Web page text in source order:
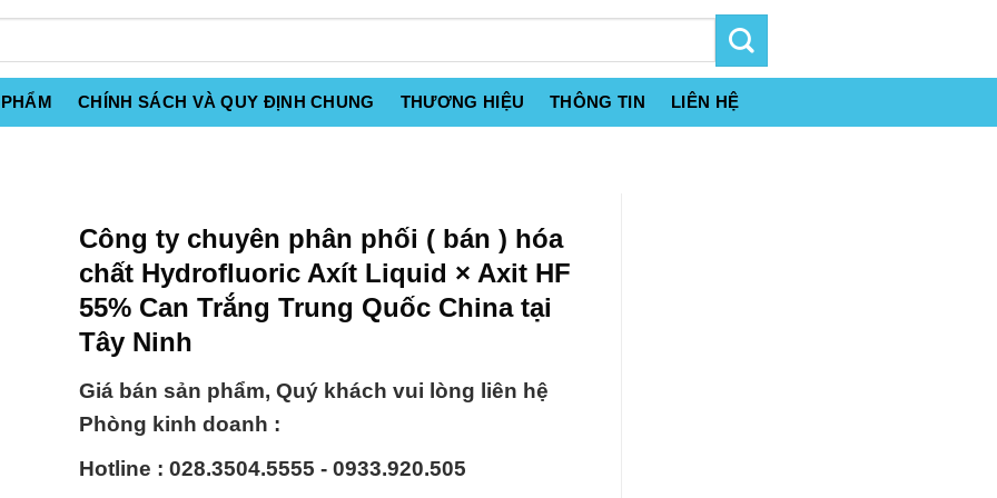
CHÍNH SÁCH VÀ QUY ĐỊNH CHUNG THƯƠNG HIỆU THÔNG TIN LIÊN HỆ
Công ty chuyên phân phối ( bán ) hóa
chất Hydrofluoric Axít Liquid × Axit HF
55% Can Trắng Trung Quốc China tại
Tây Ninh
Giá bán sản phẩm, Quý khách vui lòng liên hệ
Phòng kinh doanh :
Hotline : 028.3504.5555 - 0933.920.505